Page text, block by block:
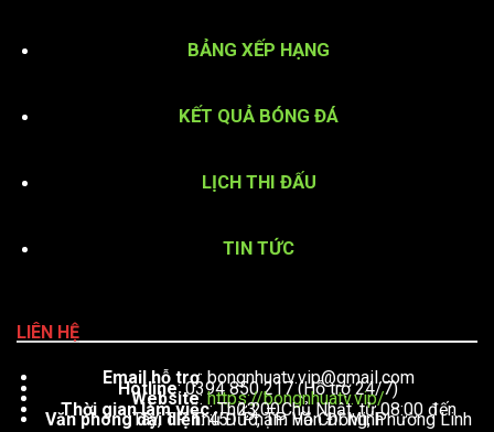
BẢNG XẾP HẠNG
KẾT QUẢ BÓNG ĐÁ
LỊCH THI ĐẤU
TIN TỨC
LIÊN HỆ
Email hỗ trợ:bongnhuatv.vip@gmail.com
Hotline: 0394 850 217 (Hỗ trợ 24/7)
Website:https://bongnhuatv.vip/
Thời gian làm việc : Thứ 2 – Chủ Nhật, từ 08:00 đến 23:00
Văn phòng đại diện: 451 Phạm Văn Đồng, Phường Linh Tây, TP. Thủ Đức, TP. Hồ Chí Minh